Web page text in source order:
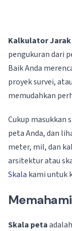
Kalkulator
pengukuran dari
Baik Anda
proyek survei,
memudahkan
Cukup masukkan
peta Anda, dan
meter, mil, dan
arsitektur atau
Skala kami untuk
Skala peta